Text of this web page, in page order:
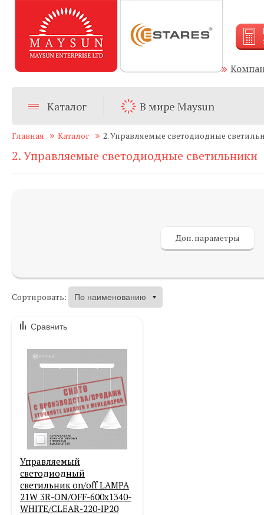
Каталог В мире Maysun
Главная Каталог 2. Управляемые светодиодные
2. Управляемые светодиодные светильники
Доп. параметры
Сортировать:
Сравнить
Управляемый
светодиодный
светильник on/off LAMPA
21W 3R-ON/OFF-600х1340-
WHITE/CLEAR-220-IP20